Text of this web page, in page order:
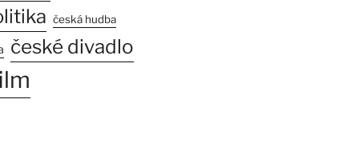
česká hudba
české divadlo